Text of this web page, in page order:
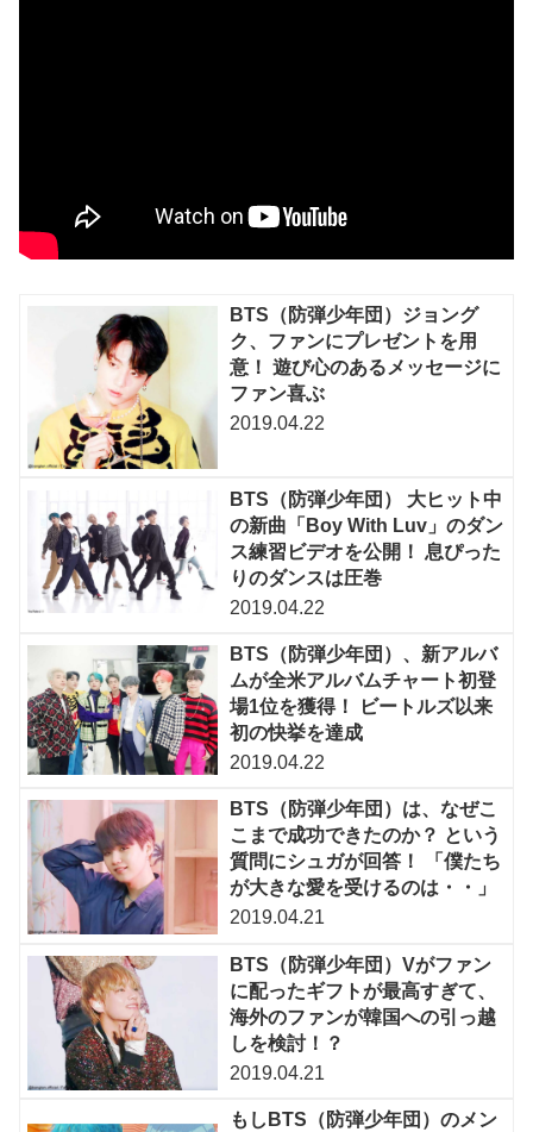
BTS（防弾少年団）ジョング
ク、ファンにプレゼントを用
意！ 遊び心のあるメッセージに
ファン喜ぶ
2019.04.22
BTS（防弾少年団） 大ヒット中
の新曲「Boy With Luv」のダン
ス練習ビデオを公開！ 息ぴった
りのダンスは圧巻
2019.04.22
BTS（防弾少年団）、新アルバ
ムが全米アルバムチャート初登
場1位を獲得！ ビートルズ以来
初の快挙を達成
2019.04.22
BTS（防弾少年団）は、なぜこ
こまで成功できたのか？ という
質問にシュガが回答！ 「僕たち
が大きな愛を受けるのは・・」
2019.04.21
BTS（防弾少年団）Vがファン
に配ったギフトが最高すぎて、
海外のファンが韓国への引っ越
しを検討！？
2019.04.21
もしBTS（防弾少年団）のメン